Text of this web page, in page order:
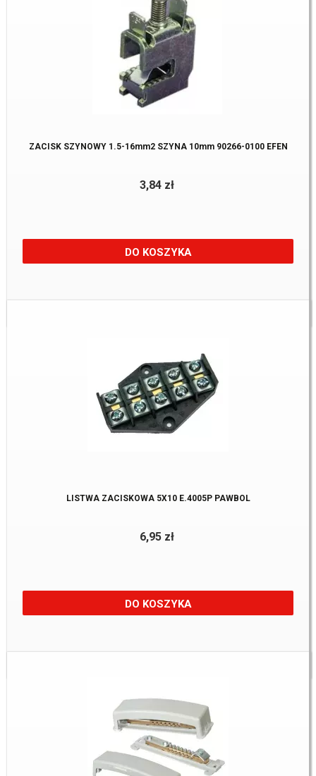
ZACISK SZYNOWY 1.5-16mm2 SZYNA 10mm 90266-0100 EFEN
3,84 zł
DO KOSZYKA
Dostępne:25 szt
LISTWA ZACISKOWA 5X10 E.4005P PAWBOL
6,95 zł
DO KOSZYKA
Dostępne:22 szt